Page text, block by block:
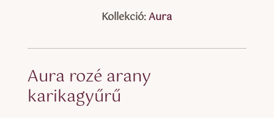
Kollekció:Aura
Aura rozé arany
karikagyűrű